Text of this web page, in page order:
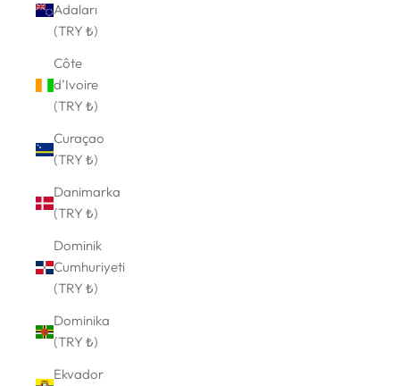
Adaları
(TRY ₺)
Côte
d’Ivoire
(TRY ₺)
Curaçao
(TRY ₺)
Danimarka
(TRY ₺)
Dominik
Cumhuriyeti
(TRY ₺)
Dominika
(TRY ₺)
Ekvador